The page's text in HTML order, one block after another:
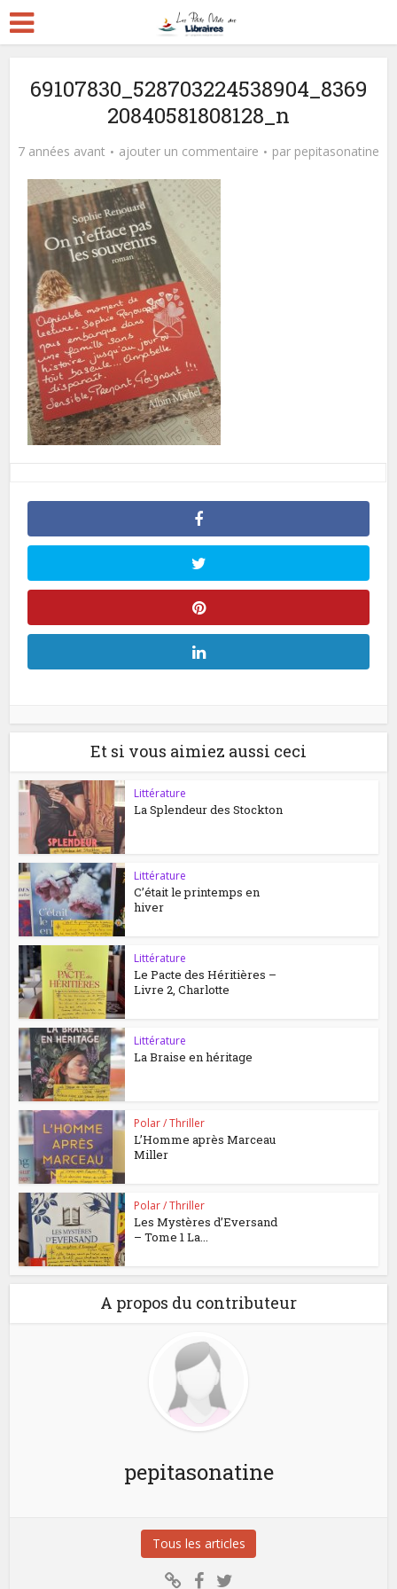
69107830_528703224538904_8369
20840581808128_n
7 années avant ajouter un commentaire par pepitasonatine
Et si vous aimiez aussi ceci
Littérature
La Splendeur des Stockton
Littérature
C’était le printemps en
hiver
Littérature
Le Pacte des Héritières –
Livre 2, Charlotte
Littérature
La Braise en héritage
Polar / Thriller
L’Homme après Marceau
Miller
Polar / Thriller
Les Mystères d’Eversand
– Tome 1 La...
A propos du contributeur
pepitasonatine
Tous les articles